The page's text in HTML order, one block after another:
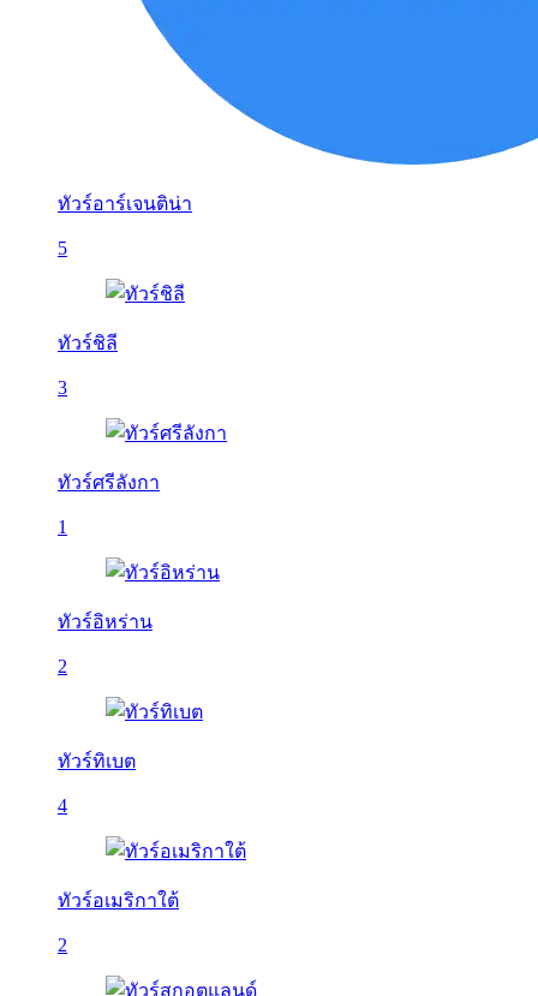
ทัวร์อาร์เจนติน่า
5
ทัวร์ชิลี
3
ทัวร์ศรีลังกา
1
ทัวร์อิหร่าน
2
ทัวร์ทิเบต
4
ทัวร์อเมริกาใต้
2